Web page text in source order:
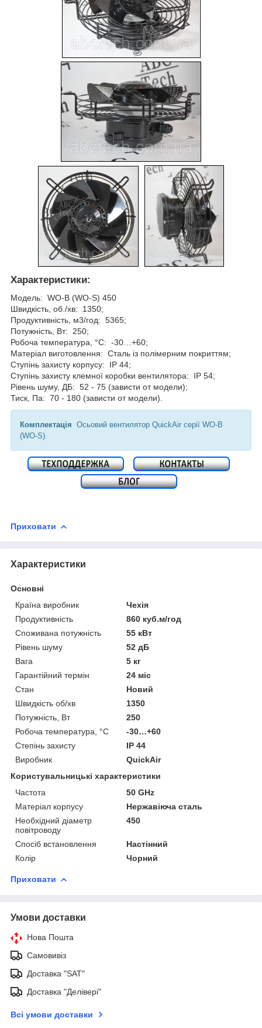
Характеристики:
Модель: WO-B (WO-S) 450
Швидкість, об./хв: 1350;
Продуктивність, м3/год: 5365;
Потужність, Вт: 250;
Робоча температура, °C: -30…+60;
Матеріал виготовлення: Сталь із полімерним покриттям;
Ступінь захисту корпусу: IP 44;
Ступінь захисту клемної коробки вентилятора: IP 54;
Рівень шуму, ДБ: 52 - 75 (зависти от модели);
Тиск, Па: 70 - 180 (зависти от модели).
Комплектація Осьовий вентилятор QuickAir серії WO-B
(WO-S).
Приховати
Характеристики
Основні
Країна виробник
Чехія
Продуктивність
860 куб.м/год
Споживана потужність
55 кВт
Рівень шуму
52 дБ
Вага
5 кг
Гарантійний термін
24 міс
Стан
Новий
Швидкість об/хв
1350
Потужність, Вт
250
Робоча температура, °C
-30…+60
Степінь захисту
IP 44
Виробник
QuickAir
Користувальницькі характеристики
Частота
50 GHz
Матеріал корпусу
Нержавіюча сталь
Необхідний діаметр
повітроводу
450
Спосіб встановлення
Настінний
Колір
Чорний
Приховати
Умови доставки
Нова Пошта
Самовивіз
Доставка "SAT"
Доставка "Делівері"
Всі умови доставки